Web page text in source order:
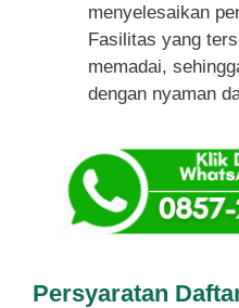
menyelesaikan
Fasilitas yang
memadai,
dengan nyaman
Persyaratan